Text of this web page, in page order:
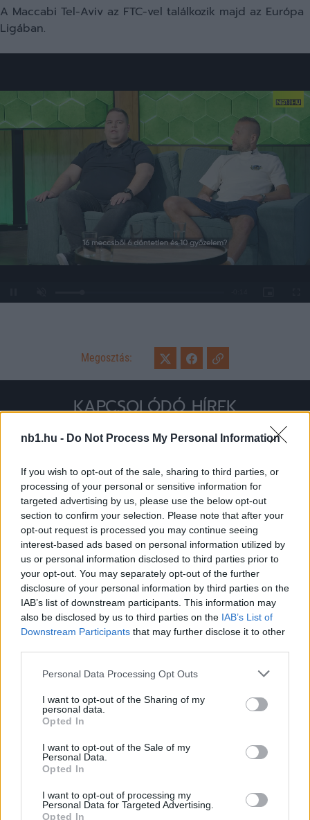
nb1.hu - Do Not Process My Personal Information
If you wish to opt-out of the sale, sharing to third parties, or
processing of your personal or sensitive information for
targeted advertising by us, please use the below opt-out
section to confirm your selection. Please note that after your
opt-out request is processed you may continue seeing
interest-based ads based on personal information utilized by
us or personal information disclosed to third parties prior to
your opt-out. You may separately opt-out of the further
disclosure of your personal information by third parties on the
IAB’s list of downstream participants. This information may
also be disclosed by us to third parties on the IAB’s List of
Downstream Participants that may further disclose it to other
Please note that this website/app uses one or more Google
not limited to your visit or usage behaviour. You may click to
grant or deny consent to Google and its third-party tags to
use your data for below specified purposes in below Google
consent section.
Personal Data Processing Opt Outs
I want to opt-out of the Sharing of my
personal data.
Opted In
I want to opt-out of the Sale of my
Personal Data.
Opted In
I want to opt-out of processing my
Personal Data for Targeted Advertising.
Opted In
A Maccabi Tel-Aviv az FTC-vel találkozik majd az Európa
Ligában.
0%
Megosztás:
KAPCSOLÓDÓ HÍREK
Korábbi Premier League- és Bundesliga-játékos az ETO
FC új szerzeménye
A 38 éves középhátvéd Ciprusról érkezett a győri csapathoz.